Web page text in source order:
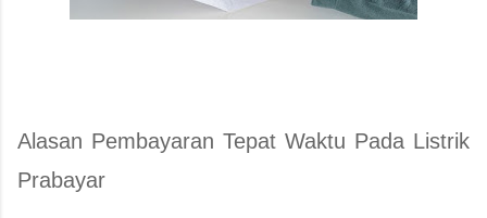
Alasan Pembayaran Tepat Waktu Pada Listrik
Prabayar